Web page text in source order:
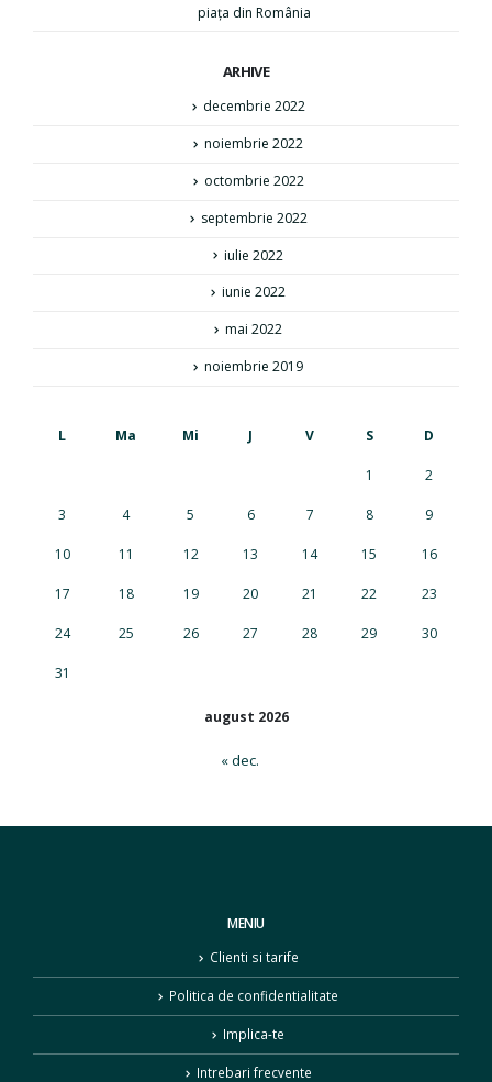
piața din România
ARHIVE
decembrie 2022
noiembrie 2022
octombrie 2022
septembrie 2022
iulie 2022
iunie 2022
mai 2022
noiembrie 2019
august 2026
L Ma Mi J V S D
1 2
3 4 5 6 7 8 9
10 11 12 13 14 15 16
17 18 19 20 21 22 23
24 25 26 27 28 29 30
31
« dec.
MENIU
Clienti si tarife
Politica de confidentialitate
Implica-te
Intrebari frecvente